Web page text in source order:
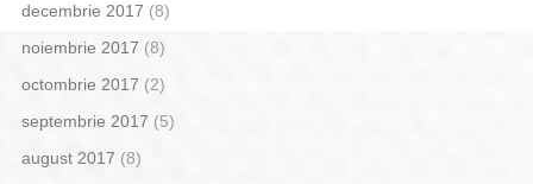
decembrie 2017 (8)
noiembrie 2017 (8)
octombrie 2017 (2)
septembrie 2017 (5)
august 2017 (8)